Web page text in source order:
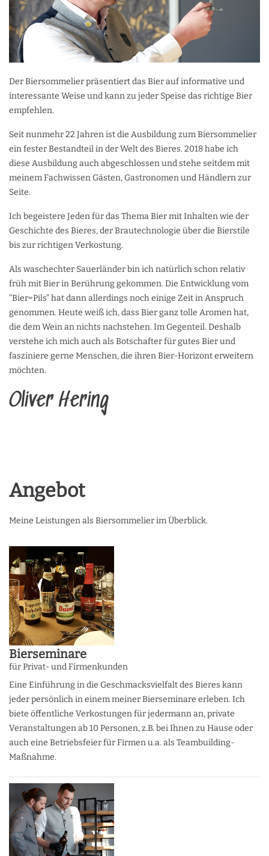
Der Biersommelier präsentiert das Bier auf informative und
interessante Weise und kann zu jeder Speise das richtige Bier
empfehlen.
Seit nunmehr 22 Jahren ist die Ausbildung zum Biersommelier
ein fester Bestandteil in der Welt des Bieres. 2018 habe ich
diese Ausbildung auch abgeschlossen und stehe seitdem mit
meinem Fachwissen Gästen, Gastronomen und Händlern zur
Seite.
Ich begeistere Jeden für das Thema Bier mit Inhalten wie der
Geschichte des Bieres, der Brautechnologie über die Bierstile
bis zur richtigen Verkostung.
Als waschechter Sauerländer bin ich natürlich schon relativ
früh mit Bier in Berührung gekommen. Die Entwicklung vom
"Bier=Pils" hat dann allerdings noch einige Zeit in Anspruch
genommen. Heute weiß ich, dass Bier ganz tolle Aromen hat,
die dem Wein an nichts nachstehen. Im Gegenteil. Deshalb
verstehe ich mich auch als Botschafter für gutes Bier und
fasziniere gerne Menschen, die ihren Bier-Horizont erweitern
möchten.
Oliver Hering
Angebot
Meine Leistungen als Biersommelier im Überblick.
Bierseminare
für Privat- und Firmenkunden
Eine Einführung in die Geschmacksvielfalt des Bieres kann
jeder persönlich in einem meiner Bierseminare erleben. Ich
biete öffentliche Verkostungen für jedermann an, private
Veranstaltungen ab 10 Personen, z.B. bei Ihnen zu Hause oder
auch eine Betriebsfeier für Firmen u.a. als Teambuilding-
Maßnahme.